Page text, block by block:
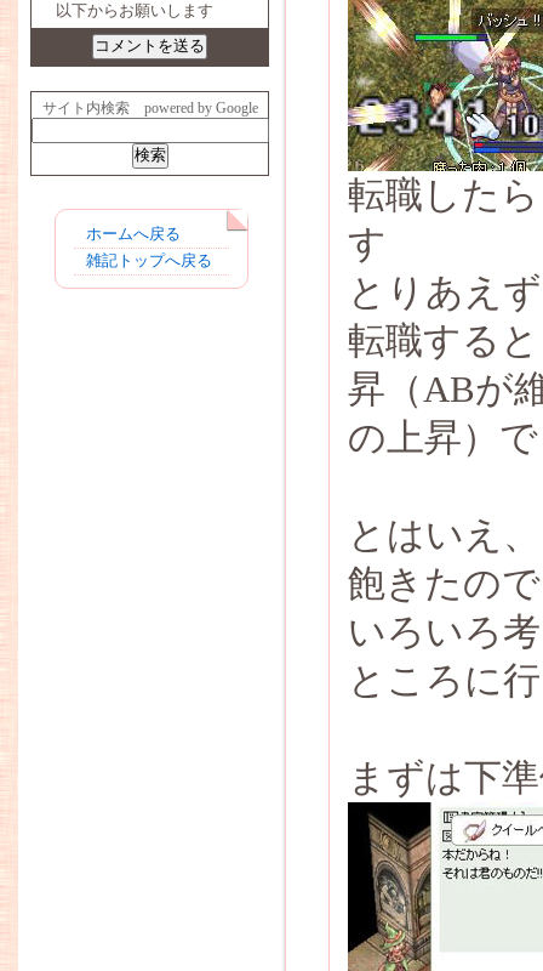
以下からお願いします
サイト内検索 powered by Google
ホームへ戻る
雑記トップへ戻る
転職した
す
とりあえ
転職する
昇（ABが
の上昇）
とはいえ
飽きたの
いろいろ
ところに
まずは下